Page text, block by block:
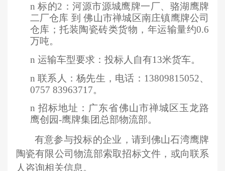
n标的2：河源市源城鹰牌一厂、骆湖鹰牌
二厂仓库 到 佛山市禅城区南庄镇鹰牌公司
仓库；托装陶瓷砖类货物，年运输量约0.6
万吨。
n 运输车型要求：投标人自有1 3米货车。
n 联系人：杨先生，电话： 13809815052、
0757 83963717。
n 招标地址：广东省佛山市禅城区玉龙路
鹰创园-鹰牌集团总部物流部。
有意参与投标的企业，请到 佛山石湾鹰牌
陶瓷有限公司物流部索取招标文件，或向联系
人咨询相关信息。